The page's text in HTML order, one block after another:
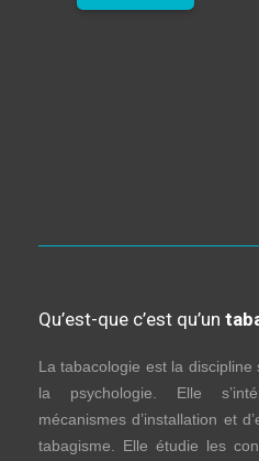
Qu’est-que c’est qu’un
La tabacologie est la
la psychologie. Elle
mécanismes d’installation et
tabagisme. Elle étudie les